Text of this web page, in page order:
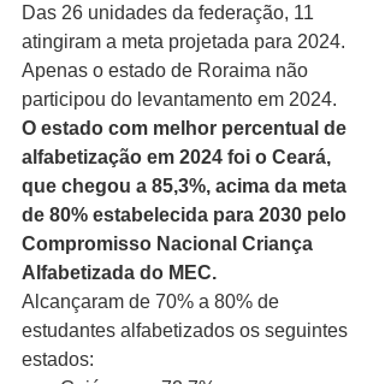
Das 26 unidades da federação, 11
atingiram a meta projetada para 2024.
Apenas o estado de Roraima não
participou do levantamento em 2024.
O estado com melhor percentual de
alfabetização em 2024 foi o Ceará,
que chegou a 85,3%, acima da meta
de 80% estabelecida para 2030 pelo
Compromisso Nacional Criança
Alfabetizada do MEC.
Alcançaram de 70% a 80% de
estudantes alfabetizados os seguintes
estados: